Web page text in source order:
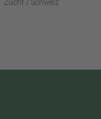
Zucht / Schweiz